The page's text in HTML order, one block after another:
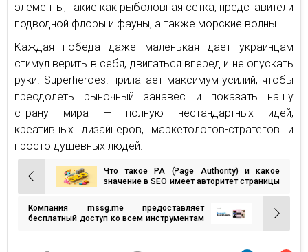
элементы, такие как рыболовная сетка, представители
подводной флоры и фауны, а также морские волны.
Каждая победа даже маленькая дает украинцам
стимул верить в себя, двигаться вперед и не опускать
руки. Superheroes. прилагает максимум усилий, чтобы
преодолеть рыночный занавес и показать нашу
страну мира — полную нестандартных идей,
креативных дизайнеров, маркетологов-стратегов и
просто душевных людей.
Навигация
по
записям
Что такое РА (Page Authority) и какое
значение в SEO имеет авторитет страницы
Компания mssg.me предоставляет
бесплатный доступ ко всем инструментам